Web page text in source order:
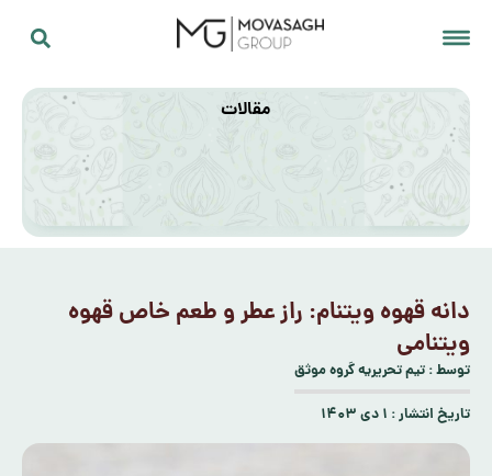
مقالات
دانه قهوه ویتنام: راز عطر و طعم خاص قهوه
ویتنامی
توسط :تیم تحریریه گروه موثق
تاریخ انتشار :۱ دی ۱۴۰۳